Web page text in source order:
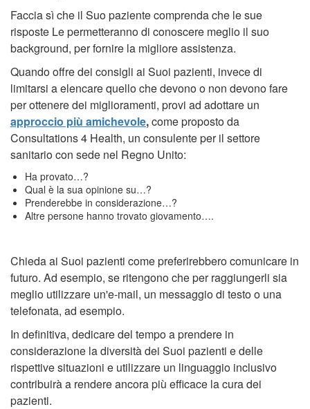
Faccia sì che il Suo paziente comprenda che le sue
risposte Le permetteranno di conoscere meglio il suo
background, per fornire la migliore assistenza.
Quando offre dei consigli ai Suoi pazienti, invece di
limitarsi a elencare quello che devono o non devono fare
per ottenere dei miglioramenti, provi ad adottare un
approccio più amichevole,come proposto da
Consultations 4 Health, un consulente per il settore
sanitario con sede nel Regno Unito:
Ha provato…?
Qual è la sua opinione su…?
Prenderebbe in considerazione…?
Altre persone hanno trovato giovamento….
Chieda ai Suoi pazienti come preferirebbero comunicare in
futuro. Ad esempio, se ritengono che per raggiungerli sia
meglio utilizzare un'e-mail, un messaggio di testo o una
telefonata, ad esempio.
In definitiva, dedicare del tempo a prendere in
considerazione la diversità dei Suoi pazienti e delle
rispettive situazioni e utilizzare un linguaggio inclusivo
contribuirà a rendere ancora più efficace la cura dei
pazienti.